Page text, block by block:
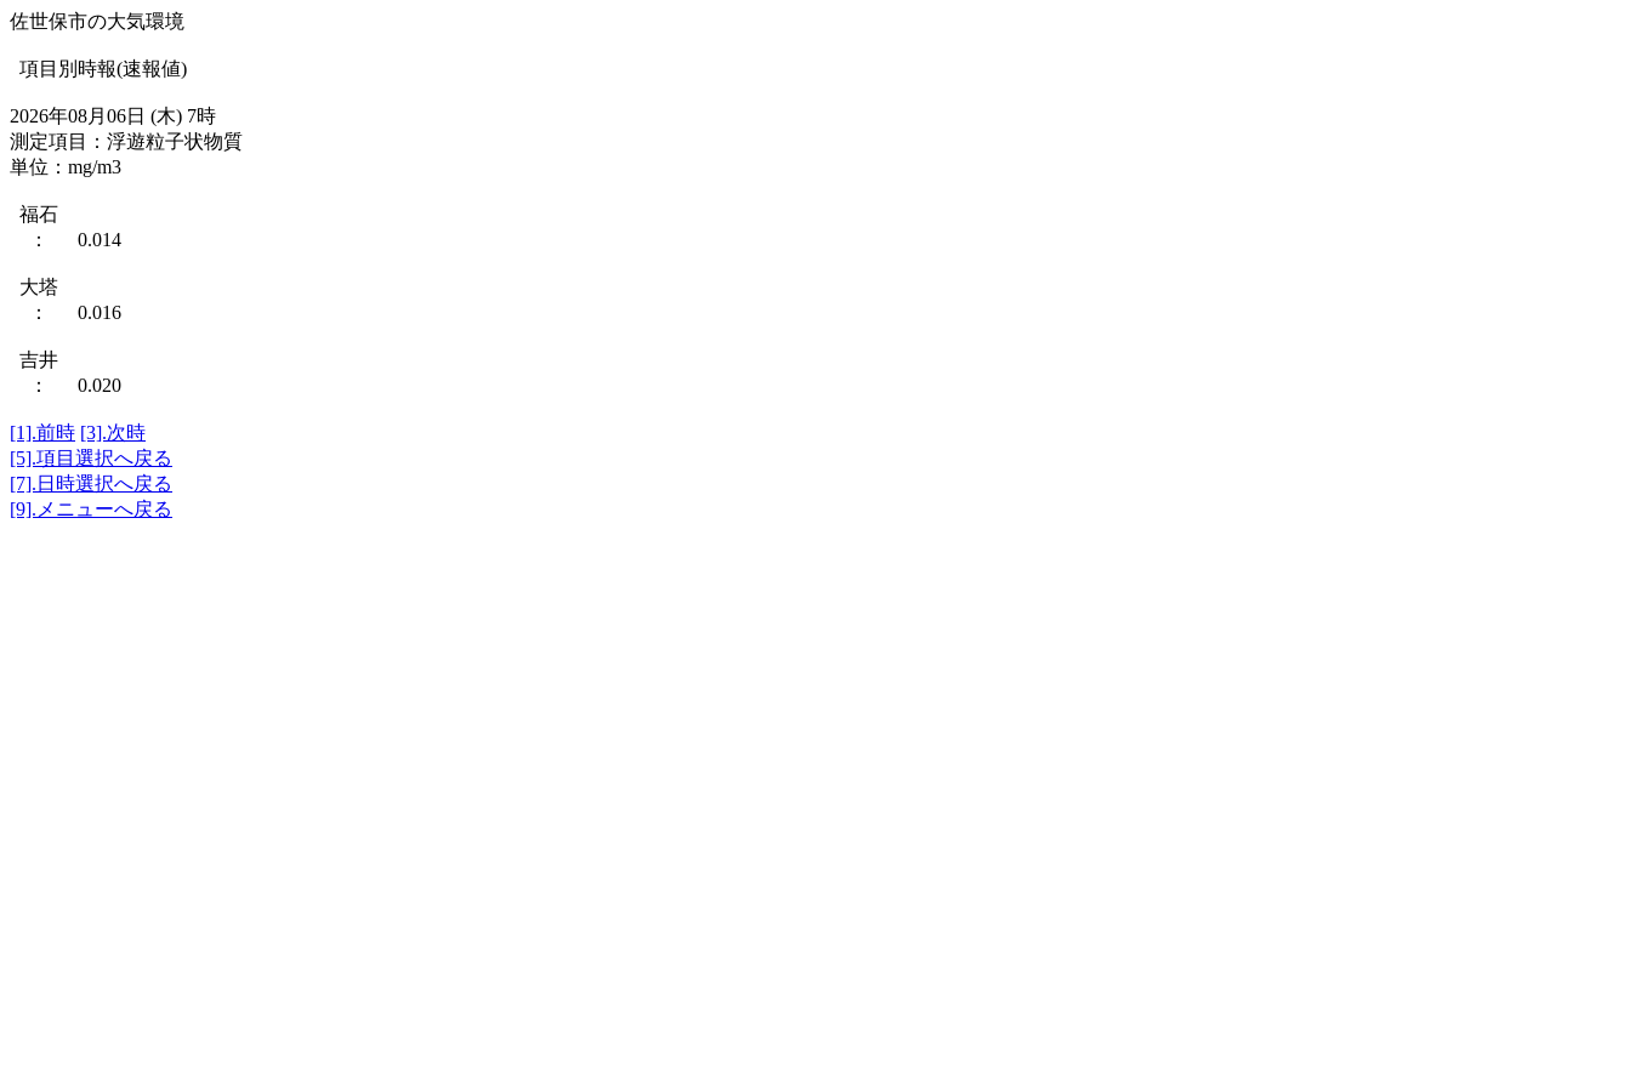
佐世保市の大気環境
項目別時報(速報値)
2026年08月06日 (木) 7時
測定項目：浮遊粒子状物質
単位：mg/m3
福石
： 0.014
大塔
： 0.016
吉井
： 0.020
[1].前時 [3].次時
[5].項目選択へ戻る
[7].日時選択へ戻る
[9].メニューへ戻る